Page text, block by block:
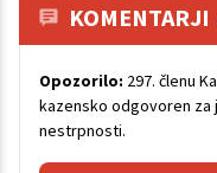
KOMENTARJI
Opozorilo: 297. členu
kazensko odgovoren za
nestrpnosti.